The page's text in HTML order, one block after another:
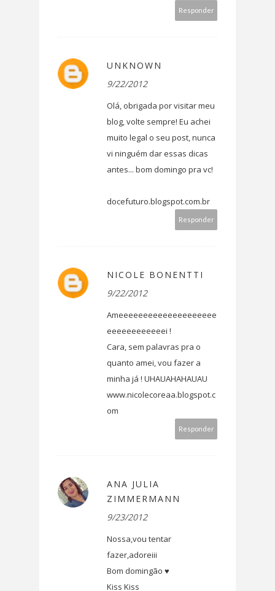
Responder
UNKNOWN
9/22/2012
Olá, obrigada por visitar meu
blog, volte sempre! Eu achei
muito legal o seu post, nunca
vi ninguém dar essas dicas
antes... bom domingo pra vc!
docefuturo.blogspot.com.br
Responder
NICOLE BONENTTI
9/22/2012
Ameeeeeeeeeeeeeeeeeeee
eeeeeeeeeeeei !
Cara, sem palavras pra o
quanto amei, vou fazer a
minha já ! UHAUAHAHAUAU
www.nicolecoreaa.blogspot.c
om
Responder
ANA JULIA
ZIMMERMANN
9/23/2012
Nossa,vou tentar
fazer,adoreiii
Bom domingão ♥
Kiss Kiss